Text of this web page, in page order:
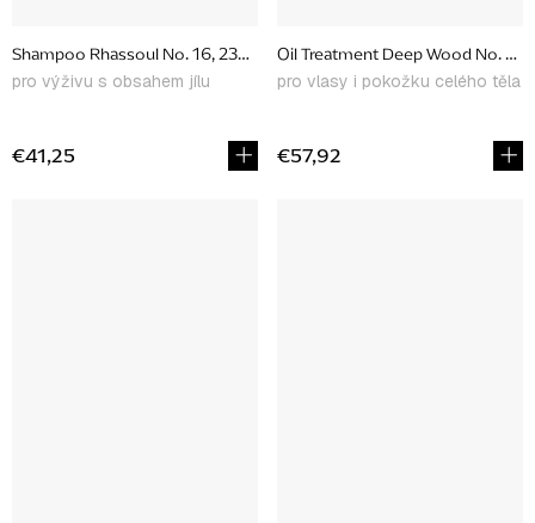
Shampoo Rhassoul No. 16, 230 ml
pro výživu s obsahem jílu
€41,25
Oil
pro vlasy i pokožku celého těla
€57,92